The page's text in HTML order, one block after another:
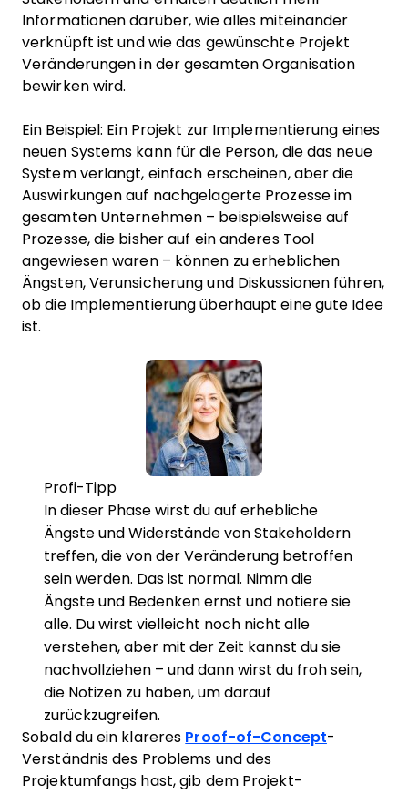
Informationen darüber, wie alles miteinander
verknüpft ist und wie das gewünschte Projekt
Veränderungen in der gesamten Organisation
bewirken wird.
Ein Beispiel: Ein Projekt zur Implementierung eines
neuen Systems kann für die Person, die das neue
System verlangt, einfach erscheinen, aber die
Auswirkungen auf nachgelagerte Prozesse im
gesamten Unternehmen – beispielsweise auf
Prozesse, die bisher auf ein anderes Tool
angewiesen waren – können zu erheblichen
Ängsten, Verunsicherung und Diskussionen führen,
ob die Implementierung überhaupt eine gute Idee
ist.
Profi-Tipp
In dieser Phase wirst du auf erhebliche
Ängste und Widerstände von Stakeholdern
treffen, die von der Veränderung betroffen
sein werden. Das ist normal. Nimm die
Ängste und Bedenken ernst und notiere sie
alle. Du wirst vielleicht noch nicht alle
verstehen, aber mit der Zeit kannst du sie
nachvollziehen – und dann wirst du froh sein,
die Notizen zu haben, um darauf
zurückzugreifen.
Sobald du ein klareres Proof-of-Concept-
Verständnis des Problems und des
Projektumfangs hast, gib dem Projekt-